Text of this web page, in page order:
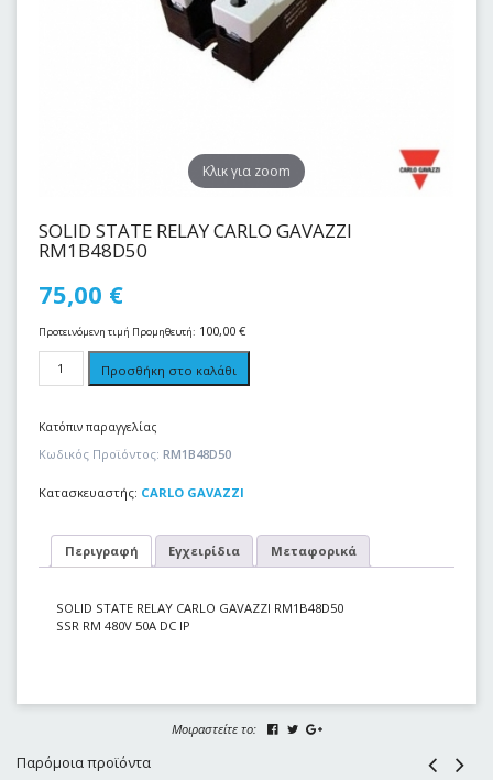
Kλικ για zoom
SOLID STATE RELAY CARLO GAVAZZI
RM1B48D50
75,00 €
Προτεινόμενη τιμή Προμηθευτή: 100,00 €
Προσθήκη στο καλάθι
Κατόπιν παραγγελίας
Κωδικός Προϊόντος: RM1B48D50
Κατασκευαστής: CARLO GAVAZZI
Περιγραφή Εγχειρίδια Μεταφορικά
SOLID STATE RELAY CARLO GAVAZZI RM1B48D50
SSR RM 480V 50A DC IP
Μοιραστείτε το:
Παρόμοια προϊόντα